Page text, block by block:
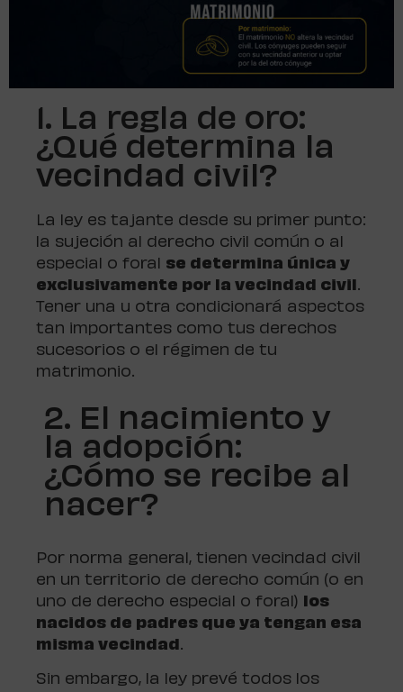
1. La regla de oro:
¿Qué determina la
vecindad civil?
La ley es tajante desde su primer punto:
la sujeción al derecho civil común o al
especial o foral se determina única y
exclusivamente por la vecindad civil.
Tener una u otra condicionará aspectos
tan importantes como tus derechos
sucesorios o el régimen de tu
matrimonio.
2. El nacimiento y
la adopción:
¿Cómo se recibe al
nacer?
Por norma general, tienen vecindad civil
en un territorio de derecho común (o en
uno de derecho especial o foral)
los
nacidos de padres que ya tengan esa
misma vecindad .
Sin embargo, la ley prevé todos los